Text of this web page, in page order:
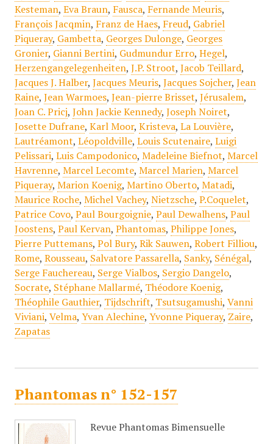
Kesteman, Eva Braun, Fausca, Fernande Meuris,
François Jacqmin, Franz de Haes, Freud, Gabriel
Piqueray, Gambetta, Georges Dulonge, Georges
Gronier, Gianni Bertini, Gudmundur Erro, Hegel,
Herzengangelegenheiten, J.P. Stroot, Jacob Teillard,
Jacques J. Halber, Jacques Meuris, Jacques Sojcher, Jean
Raine, Jean Warmoes, Jean-pierre Brisset, Jérusalem,
Joan C. Pricj, John Jackie Kennedy, Joseph Noiret,
Josette Dufrane, Karl Moor, Kristeva, La Louvière,
Lautréamont, Léopoldville, Louis Scutenaire, Luigi
Pelissari, Luis Campodonico, Madeleine Biefnot, Marcel
Havrenne, Marcel Lecomte, Marcel Marien, Marcel
Piqueray, Marion Koenig, Martino Oberto, Matadi,
Maurice Roche, Michel Vachey, Nietzsche, P.Coquelet,
Patrice Covo, Paul Bourgoignie, Paul Dewalhens, Paul
Joostens, Paul Kervan, Phantomas, Philippe Jones,
Pierre Puttemans, Pol Bury, Rik Sauwen, Robert Filliou,
Rome, Rousseau, Salvatore Passarella, Sanky, Sénégal,
Serge Fauchereau, Serge Vialbos, Sergio Dangelo,
Socrate, Stéphane Mallarmé, Théodore Koenig,
Théophile Gauthier, Tijdschrift, Tsutsugamushi, Vanni
Viviani, Velma, Yvan Alechine, Yvonne Piqueray, Zaire,
Zapatas
Phantomas n° 152-157
Revue Phantomas Bimensuelle